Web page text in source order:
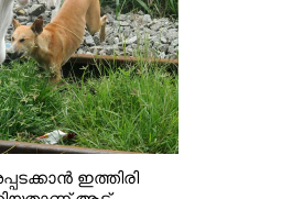
ഇത്തിരി